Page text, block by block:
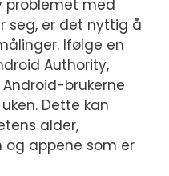
problemet med
seg, er det nyttig å
Ifølge en
Authority,
brukerne
Dette kan
alder,
og appene som er